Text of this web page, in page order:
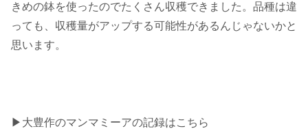
きめの鉢を使ったのでたくさん収穫できました。品種は違
っても、収穫量がアップする可能性があるんじゃないかと
思います。
▶︎大豊作のマンマミーアの記録はこちら